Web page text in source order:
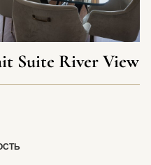
Suite River View